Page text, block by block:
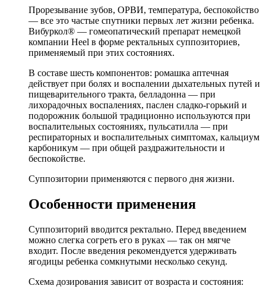
Прорезывание зубов, ОРВИ, температура, беспокойство
— все это частые спутники первых лет жизни ребенка.
Вибуркол® — гомеопатический препарат немецкой
компании Heel в форме ректальных суппозиториев,
применяемый при этих состояниях.
В составе шесть компонентов: ромашка аптечная
действует при болях и воспалении дыхательных путей и
пищеварительного тракта, белладонна — при
лихорадочных воспалениях, паслен сладко-горький и
подорожник большой традиционно используются при
воспалительных состояниях, пульсатилла — при
респираторных и воспалительных симптомах, кальциум
карбоникум — при общей раздражительности и
беспокойстве.
Суппозитории применяются с первого дня жизни.
Особенности применения
Суппозиторий вводится ректально. Перед введением
можно слегка согреть его в руках — так он мягче
входит. После введения рекомендуется удерживать
ягодицы ребенка сомкнутыми несколько секунд.
Схема дозирования зависит от возраста и состояния: